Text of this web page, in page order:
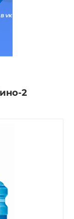
2